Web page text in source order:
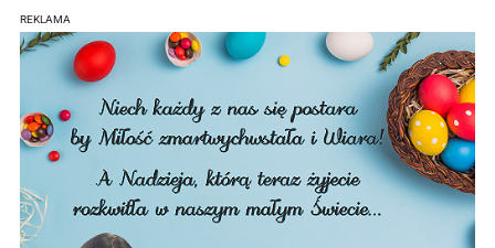
REKLAMA